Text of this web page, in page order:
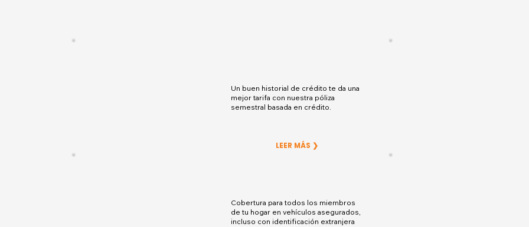
LEER MÁS ❯
Un buen historial de crédito te da una
mejor tarifa con nuestra póliza
semestral basada en crédito.
Cobertura para todos los miembros
de tu hogar en vehículos asegurados,
incluso con identificación extranjera